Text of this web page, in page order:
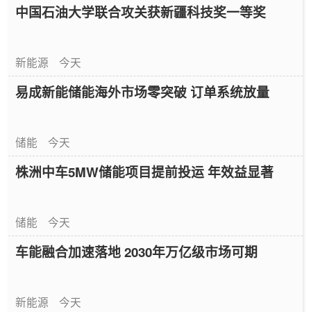
中国石油大学联合攻关获新疆科技奖一等奖
新能源 今天
易成新能储能海外市场零突破 订单系统放量
储能 今天
株洲中车5MW储能项目提前投运 年效益显著
储能 今天
车能融合加速落地 2030年万亿级市场可期
新能源 今天